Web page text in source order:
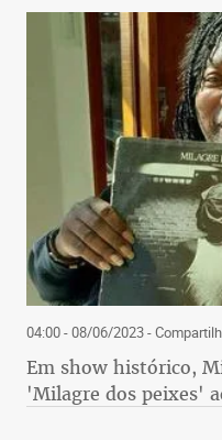
04:00 - 08/06/2023-
Em show histórico,
'Milagre dos peixes'